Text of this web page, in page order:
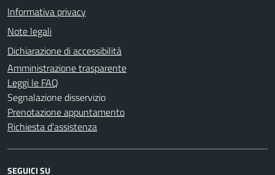
Informativa privacy
Note legali
Dichiarazione di accessibilità
Amministrazione trasparente
Leggi le FAQ
Segnalazione disservizio
Prenotazione appuntamento
Richiesta d'assistenza
SEGUICI SU